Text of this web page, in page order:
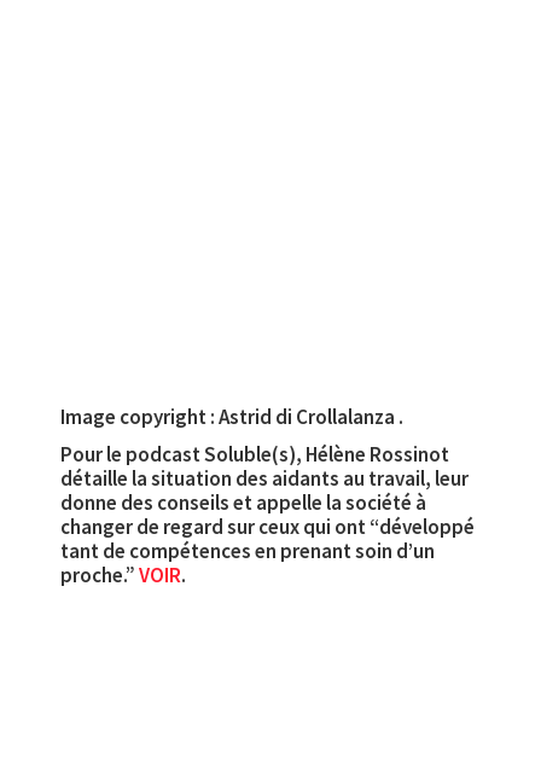
Image copyright : Astrid di Crollalanza .
Pour le podcast Soluble(s), Hélène Rossinot
détaille la situation des aidants au travail, leur
donne des conseils et appelle la société à
changer de regard sur ceux qui ont “développé
tant de compétences en prenant soin d’un
proche.”VOIR.